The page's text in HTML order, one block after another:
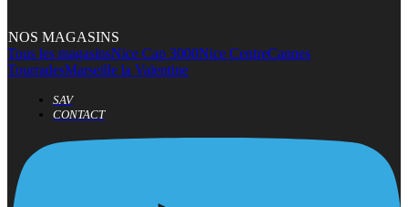
NOS MAGASINS
Tous les magasinsNice Cap 3000Nice CentreCannes
TourradesMarseille la Valentine
SAV
CONTACT